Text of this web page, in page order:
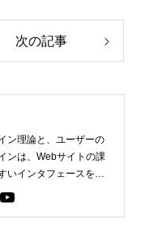
次の記事
ン理論と、ユーザーの
ンは、Webサイトの課
いインタフェースを実